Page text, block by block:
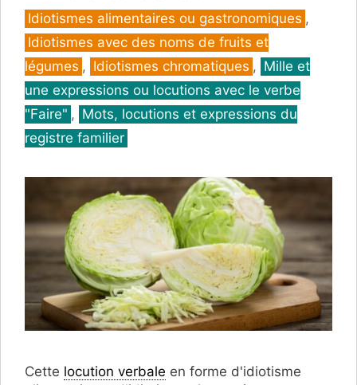
Catégories
Idiotismes alimentaires ou gastronomiques ,
Idiotismes avec des noms de fruits et
légumes , Idiotismes chromatiques , Mille et
une expressions ou locutions avec le verbe
"Faire" , Mots, locutions et expressions du
registre familier
Cette locution verbale en forme d'idiotisme